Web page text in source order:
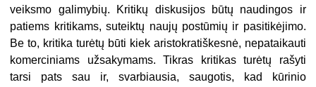
veiksmo galimy­bių. Kritikų diskusijos būtų naudingos ir
patiems kritikams, suteiktų naujų po­stūmių ir pasitikėjimo.
Be to, kritika turėtų būti kiek aristokratiškesnė, nepa­taikauti
komerciniams užsakymams. Tikras kritikas turėtų rašyti
tarsi pats sau ir, svarbiausia, saugotis, kad kūrinio